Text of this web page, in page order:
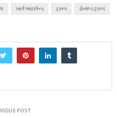
ખાર્ગ આઇલેન્ડ ટ્રમ્પ ડોનાલ્ડ ટ્રમ્પ
POST